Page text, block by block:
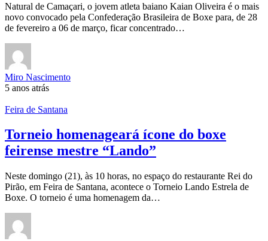
Natural de Camaçari, o jovem atleta baiano Kaian Oliveira é o mais
novo convocado pela Confederação Brasileira de Boxe para, de 28
de fevereiro a 06 de março, ficar concentrado…
Miro Nascimento
5 anos atrás
Feira de Santana
Torneio homenageará ícone do boxe
feirense mestre “Lando”
Neste domingo (21), às 10 horas, no espaço do restaurante Rei do
Pirão, em Feira de Santana, acontece o Torneio Lando Estrela de
Boxe. O torneio é uma homenagem da…